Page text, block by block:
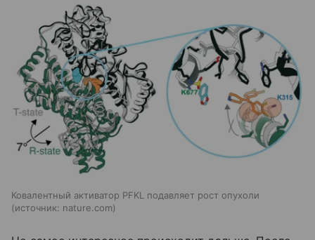
Ковалентный активатор PFKL подавляет рост опухоли
источник: nature.com